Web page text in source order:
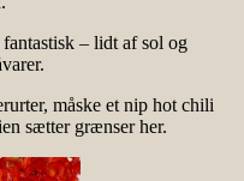
– lidt af sol og
måske et nip hot chili
sætter grænser her.